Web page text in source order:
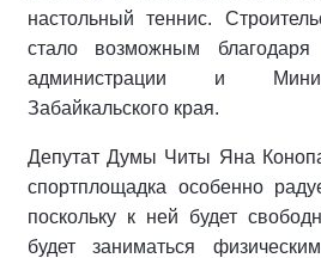
настольный теннис.
стало возможным благодаря
администрации и
Забайкальского края.
Депутат Думы Читы Яна
спортплощадка особенно
поскольку к ней будет
будет заниматься